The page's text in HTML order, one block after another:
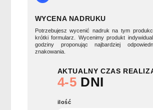
WYCENA NADRUKU
Potrzebujesz wycenić nadruk na tym
krótki formularz. Wycenimy produkt
godziny proponując najbardziej
znakowania.
AKTUALNY CZAS
4-5 DNI
ilość